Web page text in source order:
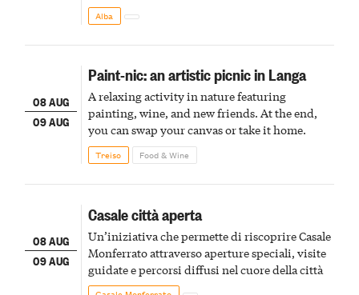
Alba
08 AUG
09 AUG
Paint-nic: an artistic picnic in Langa
A relaxing activity in nature featuring
painting, wine, and new friends. At the end,
you can swap your canvas or take it home.
Treiso Food & Wine
08 AUG
09 AUG
Casale città aperta
Un’iniziativa che permette di riscoprire Casale
Monferrato attraverso aperture speciali, visite
guidate e percorsi diffusi nel cuore della città